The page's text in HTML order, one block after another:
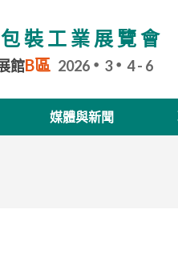
裝工業展覽會
館B區 2026 3 4 - 6
媒體與新聞